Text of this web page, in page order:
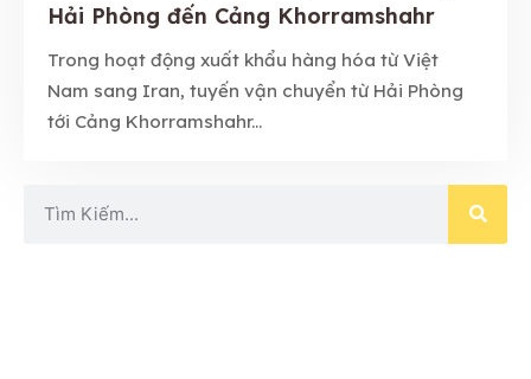
Hải Phòng đến Cảng Khorramshahr
Trong hoạt động xuất khẩu hàng hóa từ Việt
Nam sang Iran, tuyến vận chuyển từ Hải Phòng
tới Cảng Khorramshahr...